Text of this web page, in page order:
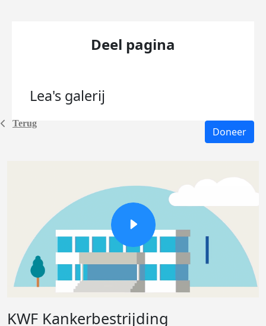
Terug
Deel pagina
Lea's galerij
Doneer
KWF Kankerbestrijding